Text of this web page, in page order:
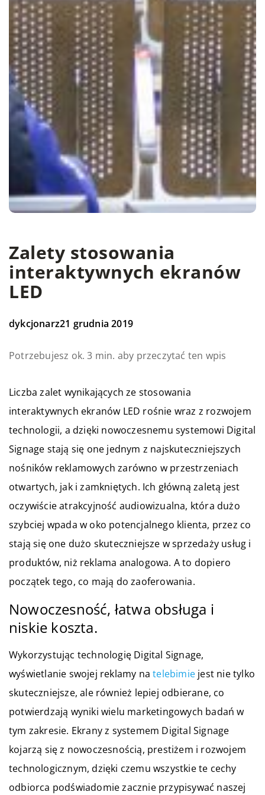
Zalety stosowania
interaktywnych ekranów
LED
dykcjonarz21 grudnia 2019
Potrzebujesz ok. 3 min. aby przeczytać ten wpis
Liczba zalet wynikających ze stosowania
interaktywnych ekranów LED rośnie wraz z rozwojem
technologii, a dzięki nowoczesnemu systemowi Digital
Signage stają się one jednym z najskuteczniejszych
nośników reklamowych zarówno w przestrzeniach
otwartych, jak i zamkniętych. Ich główną zaletą jest
oczywiście atrakcyjność audiowizualna, która dużo
szybciej wpada w oko potencjalnego klienta, przez co
stają się one dużo skuteczniejsze w sprzedaży usług i
produktów, niż reklama analogowa. A to dopiero
początek tego, co mają do zaoferowania.
Nowoczesność, łatwa obsługa i
niskie koszta.
Wykorzystując technologię Digital Signage,
wyświetlanie swojej reklamy natelebimie jest nie tylko
skuteczniejsze, ale również lepiej odbierane, co
potwierdzają wyniki wielu marketingowych badań w
tym zakresie. Ekrany z systemem Digital Signage
kojarzą się z nowoczesnością, prestiżem i rozwojem
technologicznym, dzięki czemu wszystkie te cechy
odbiorca podświadomie zacznie przypisywać naszej